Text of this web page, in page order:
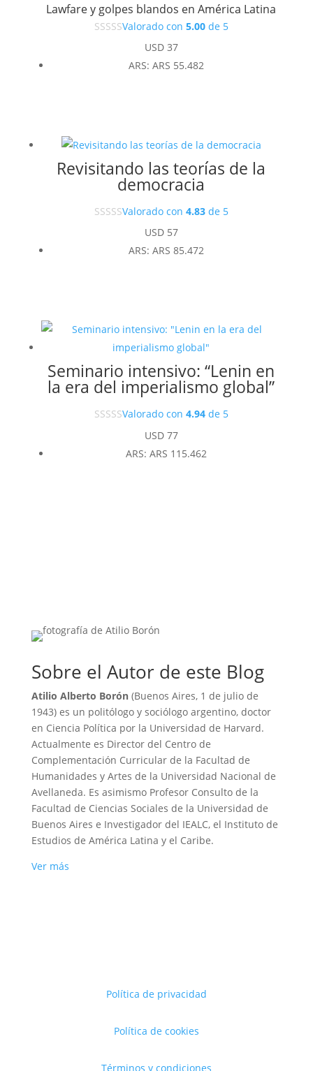
Lawfare y golpes blandos en América Latina
Valorado con 5.00de 5
USD37
ARS: ARS 55.482
Revisitando las teorías de la
democracia
Valorado con 4.83de 5
USD57
ARS: ARS 85.472
Seminario intensivo: “Lenin en
la era del imperialismo global”
Valorado con 4.94de 5
USD77
ARS: ARS 115.462
Sobre el Autor de este Blog
Atilio Alberto Borón(Buenos Aires, 1 de julio de
1943) es un politólogo y sociólogo argentino, doctor
en Ciencia Política por la Universidad de Harvard.
Actualmente es Director del Centro de
Complementación Curricular de la Facultad de
Humanidades y Artes de la Universidad Nacional de
Avellaneda. Es asimismo Profesor Consulto de la
Facultad de Ciencias Sociales de la Universidad de
Buenos Aires e Investigador del IEALC, el Instituto de
Estudios de América Latina y el Caribe.
Ver más
Política de privacidad
Política de cookies
Términos y condiciones